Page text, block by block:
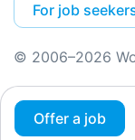
Offer a job
For job
© 2006–2026